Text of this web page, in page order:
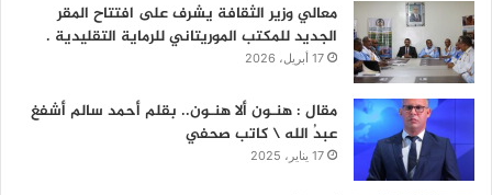
معالي وزير الثقافة يشرف على افتتاح المقر
الجديد للمكتب الموريتاني للرماية التقليدية .
17 أبريل، 2026
مقال : هنـون ألا هنـون.. بقلم أحمد سالم أشفغ
عبدُ الله \ كاتب صحفي
17 يناير، 2025